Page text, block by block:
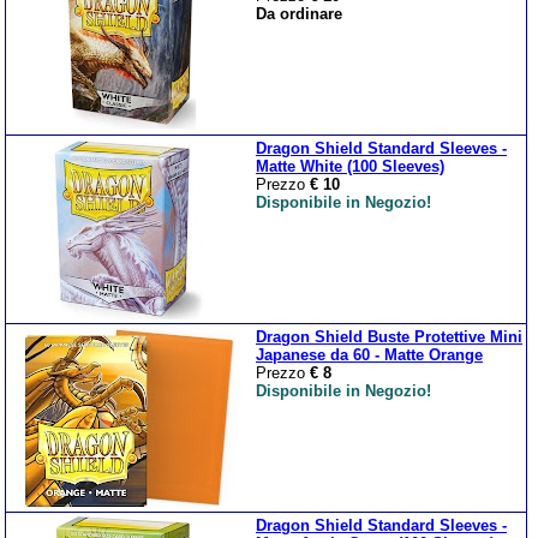
Da ordinare
Dragon Shield Standard Sleeves -
Matte White (100 Sleeves)
Prezzo € 10
Disponibile in Negozio!
Dragon Shield Buste Protettive Mini
Japanese da 60 - Matte Orange
Prezzo € 8
Disponibile in Negozio!
Dragon Shield Standard Sleeves -